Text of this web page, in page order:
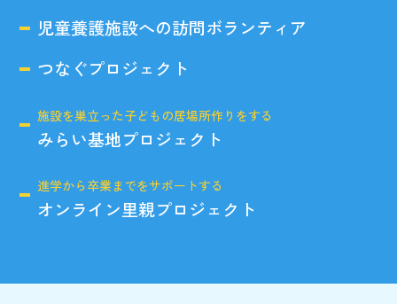
児童養護施設への訪問ボランティア
つなぐプロジェクト
施設を巣立った子どもの居場所作りをする
みらい基地プロジェクト
進学から卒業までをサポートする
オンライン里親プロジェクト